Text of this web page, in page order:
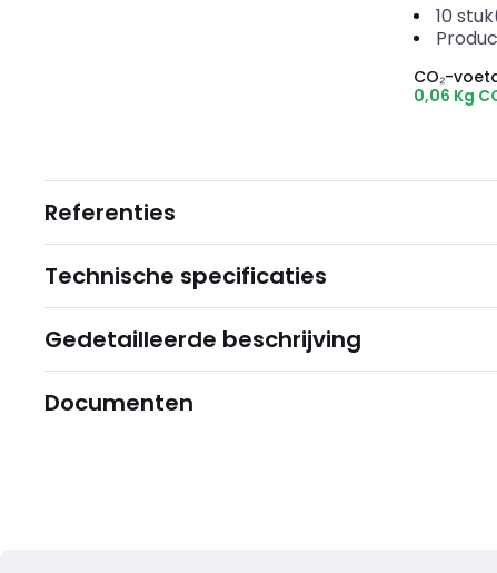
10
CO₂-
0,06 Kg
Referenties
Technische specificaties
Gedetailleerde beschrijving
Documenten